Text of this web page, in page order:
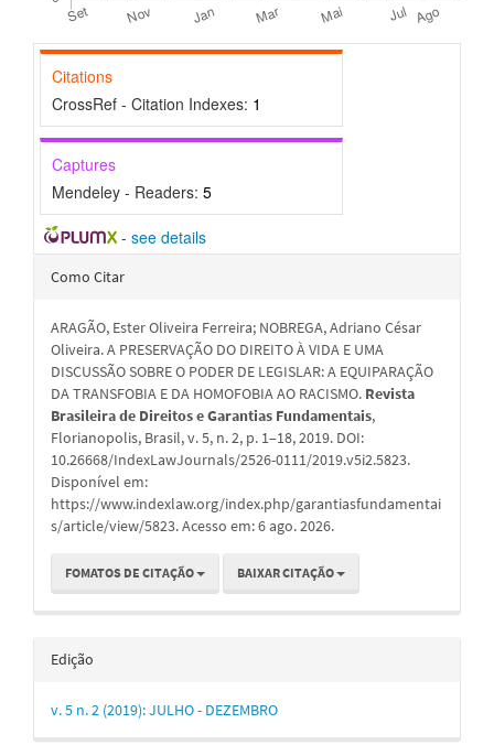
Citations
CrossRef - Citation Indexes: 1
Captures
Mendeley - Readers: 5
- see details
Detalhes
artigo
Como Citar
ARAGÃO, Ester Oliveira Ferreira; NOBREGA, Adriano César
Oliveira. A PRESERVAÇÃO DO DIREITO À VIDA E UMA
DISCUSSÃO SOBRE O PODER DE LEGISLAR: A EQUIPARAÇÃO
DA TRANSFOBIA E DA HOMOFOBIA AO RACISMO. Revista
Brasileira de Direitos e Garantias Fundamentais,
Florianopolis, Brasil, v. 5, n. 2, p. 1–18, 2019. DOI:
10.26668/IndexLawJournals/2526-0111/2019.v5i2.5823.
Disponível em:
https://www.indexlaw.org/index.php/garantiasfundamentai
s/article/view/5823. Acesso em: 6 ago. 2026.
FOMATOS DE CITAÇÃO BAIXAR CITAÇÃO
Edição
v. 5 n. 2 (2019): JULHO - DEZEMBRO